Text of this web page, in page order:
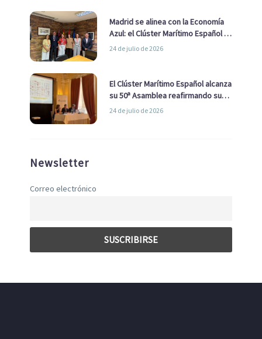
Madrid se alinea con la Economía
Azul: el Clúster Marítimo Español y
la Real Liga Naval avanzan alianzas
24 de julio de 2026
El Clúster Marítimo Español alcanza
su 50ª Asamblea reafirmando su
liderazgo en la Economía Azul
24 de julio de 2026
Newsletter
Correo electrónico